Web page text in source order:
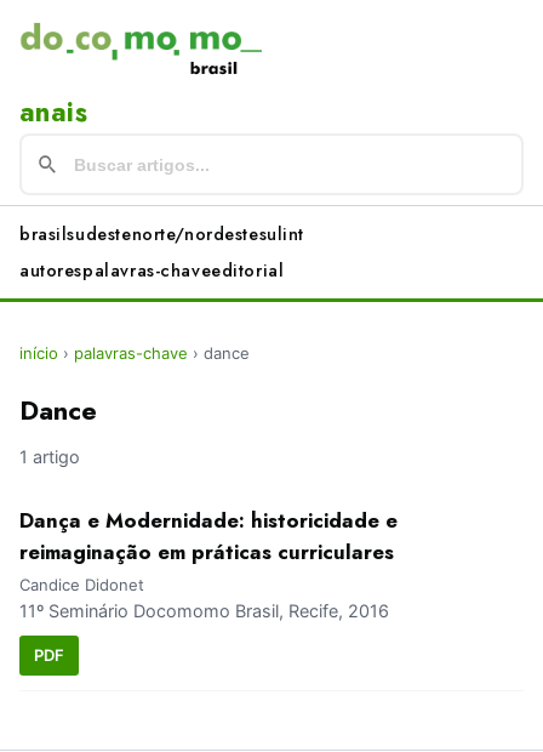
anais
brasilsudestenorte/nordestesulint
autorespalavras-chaveeditorial
início › palavras-chave › dance
Dance
1 artigo
Dança e Modernidade: historicidade e
reimaginação em práticas curriculares
Candice Didonet
11º Seminário Docomomo Brasil, Recife, 2016
PDF